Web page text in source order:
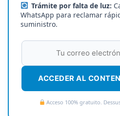
Trámite por falta de luz:
WhatsApp para reclamar
suministro.
ACCEDER AL
Acceso 100% gratuito.